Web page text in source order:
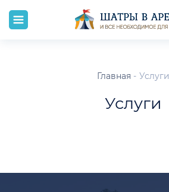
Главная Услуги
Услуги